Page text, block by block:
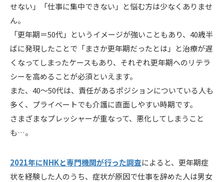
せない」「仕事に集中できない」と悩む方は少なくありませ
ん。
「更年期＝50代」というイメージが強いこともあり、40歳半
ばに発現したことで「まさか更年期だったとは」と治療が遅
くなってしまったケースもあり、それぞれ更年期へのリテラ
シーを高めることが必須といえます。
また、40～50代は、責任があるポジションについている人も
多く、プライベートでも介護に直面しやすい時期です。
さまざまなプレッシャーが重なって、悪化してしまうこと
も…。
2021年にNHKと専門機関が行った調査によると、更年期症
状を経験した人のうち、症状が原因で仕事を辞めた人は男女